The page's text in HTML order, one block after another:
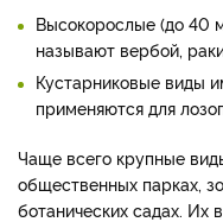
Высокорослые (до 40
называют вербой,
Кустарниковые виды
применяются для
Чаще всего крупные
общественных парках,
ботанических садах. Их